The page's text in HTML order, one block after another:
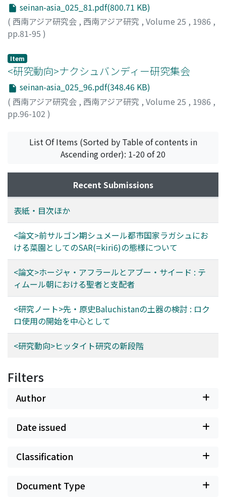
seinan-asia_025_81.pdf(800.71 KB)
( 西南アジア研究会 , 西南アジア研究 , Volume 25 , 1986 ,
pp.81-95 )
Item
<研究動向>ナクシュバンディー研究集会
seinan-asia_025_96.pdf(348.46 KB)
( 西南アジア研究会 , 西南アジア研究 , Volume 25 , 1986 ,
pp.96-102 )
List Of Items (Sorted by Table of contents in
Ascending order): 1-20 of 20
Recent Submissions
表紙・目次ほか
<論文>前サルゴン期シュメール都市国家ラガシュにお
ける菜園としてのSAR(=kiri6)の態様について
<論文>ホージャ・アフラールとアブー・サイード : テ
ィムール朝における聖者と支配者
<研究ノート>先・原史Baluchistanの土器の検討 : ロク
ロ使用の開始を中心として
<研究動向>ヒッタイト研究の新段階
Filters
Author
Date issued
Classification
Document Type